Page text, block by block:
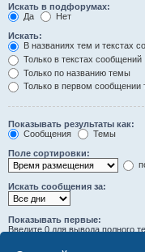
Искать в подфорумах:
Да
Нет
Искать:
В названиях тем и текстах
Только в текстах сообщений
Только по названию темы
Только в первом сообщении
Показывать результаты как:
Сообщения
Темы
Поле сортировки:
Искать сообщения за:
Показывать первые:
Введите 0 для вывода полного